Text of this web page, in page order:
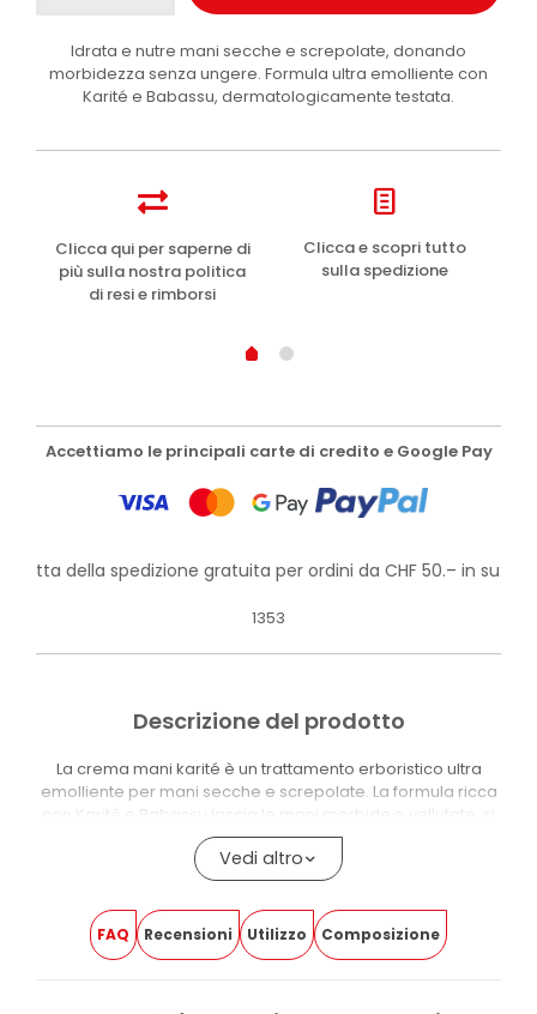
emolliente
burro
75
Idrata e nutre mani secche e screpolate, donando
morbidezza senza ungere. Formula ultra emolliente con
Karité e Babassu, dermatologicamente testata.
Clicca qui per saperne di
più sulla nostra politica
di resi e rimborsi
Clicca e scopri tutto
sulla spedizione
Accettiamo le principali carte di credito e Google Pay
della spedizione gratuita per ordini da CHF 50.– in su!
1353
Descrizione del prodotto
La crema mani karité è un trattamento erboristico ultra
emolliente per mani secche e screpolate. La formula ricca
con Karité e Babassu lascia le mani morbide e vellutate, si
assorbe rapidamente e non unge.
Karité e Babassu sono gli ingredienti distintivi della formula
secchezza e screpolature. La texture ricca ma a rapido
assorbimento rende il prodotto adatto all’uso quotidiano,
Vedi altro
FAQ Recensioni Utilizzo Composizione